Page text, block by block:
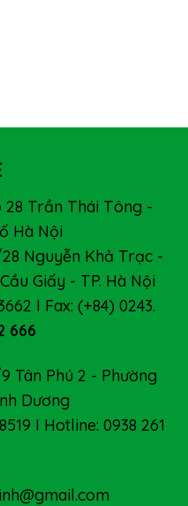
28 Trần Thái Tông -
Hà Nội
Nguyễn Khả Trạc -
Giấy - TP. Hà Nội
I Fax: (+84) 0243.
666
Tân Phú 2 - Phường
Dương
I Hotline: 0938 261